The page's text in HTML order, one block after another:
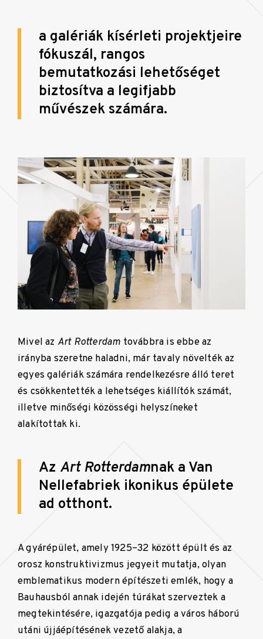
a galériák kísérleti projektjeire
fókuszál, rangos
bemutatkozási lehetőséget
biztosítva a legifjabb
művészek számára.
Mivel az Art Rotterdam továbbra is ebbe az
irányba szeretne haladni, már tavaly növelték az
egyes galériák számára rendelkezésre álló teret
és csökkentették a lehetséges kiállítók számát,
illetve minőségi közösségi helyszíneket
alakítottak ki.
Az Art Rotterdamnak a Van
Nellefabriek ikonikus épülete
ad otthont.
A gyárépület, amely 1925–32 között épült és az
orosz konstruktivizmus jegyeit mutatja, olyan
emblematikus modern építészeti emlék, hogy a
Bauhausból annak idején túrákat szerveztek a
megtekintésére, igazgatója pedig a város háború
utáni újjáépítésének vezető alakja, a